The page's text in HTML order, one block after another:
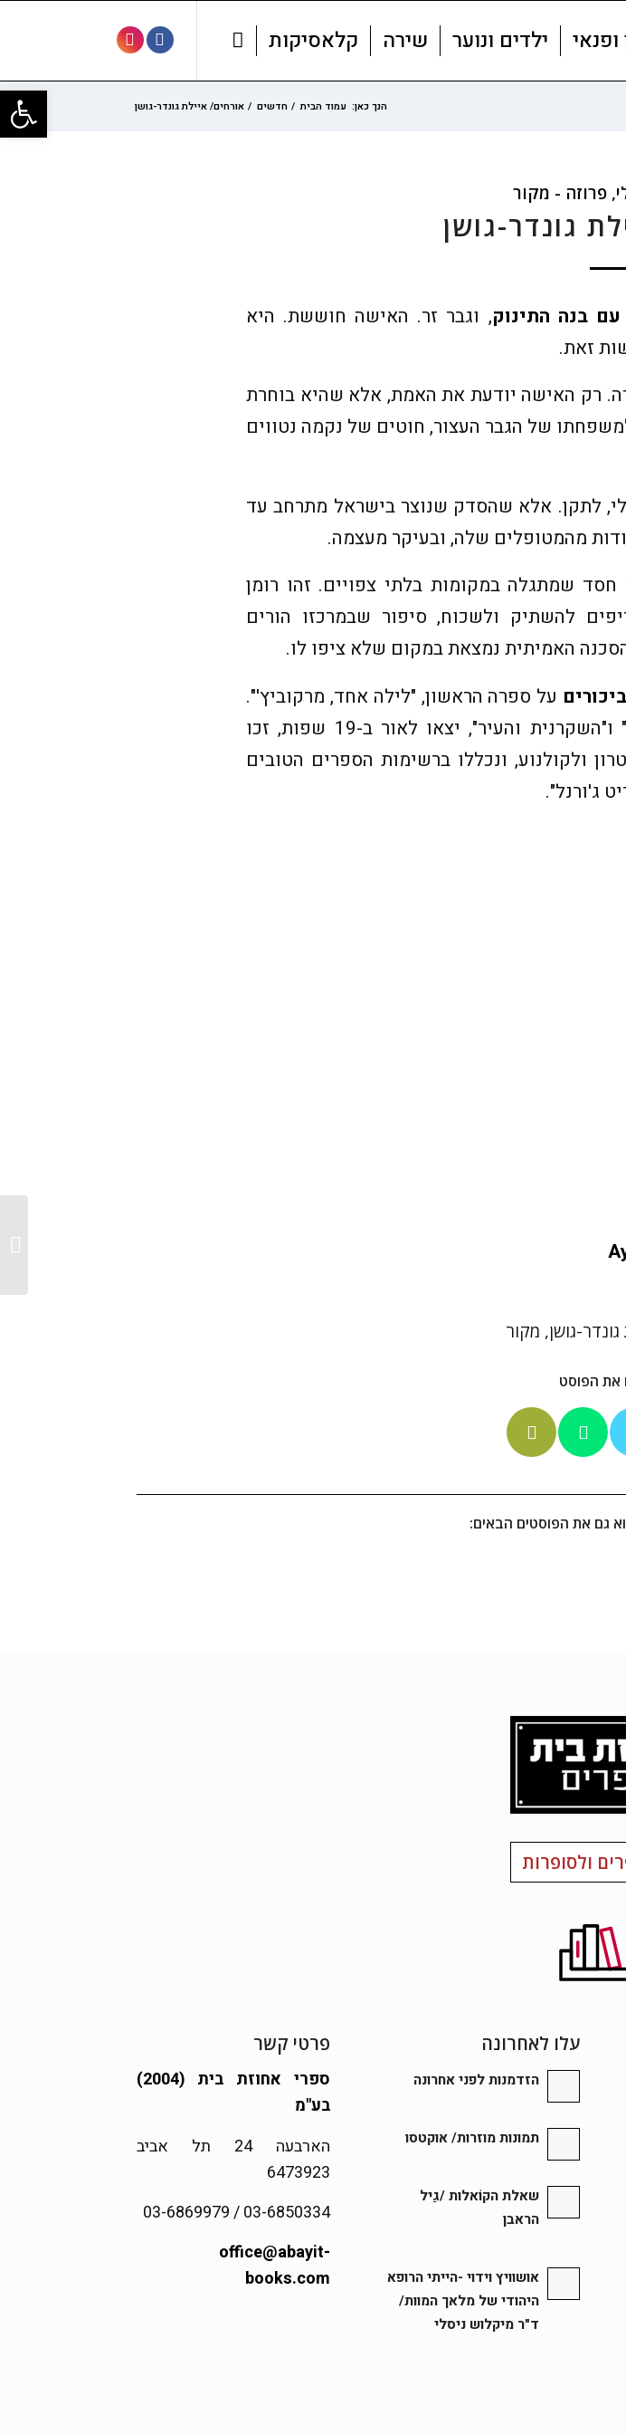
פתח
ופנאי ילדים ונוער שירה קלאסיקות
הנך כאן: עמוד הבית / חדשים / אורחים/ איילת גונדר-גושן
,פרוזה - מקור
גונדר-גושן
בנה התינוק, וגבר זר. האישה חוששת. היא
זאת.
רק האישה יודעת את האמת, אלא שהיא בוחרת
של הגבר העצור, חוטים של נקמה נטווים
לתקן. אלא שהסדק שנוצר בישראל מתרחב עד
מהמטופלים שלה, ובעיקר מעצמה.
חסד שמתגלה במקומות בלתי צפויים. זהו רומן
להשתיק ולשכוח, סיפור שבמרכזו הורים
האמיתית נמצאת במקום שלא ציפו לו.
על ספרה הראשון, "לילה אחד, מרקוביץ'".
ספריה הבאים – "רילוקיישן", "להעיר אריות" ו"השקרנית והעיר", יצאו לאור ב-19 שפות, זכו
ולקולנוע, ונכללו ברשימות הספרים הטובים
גונדר-גושן, מקור
את הפוסט
גם את הפוסטים הבאים:
ולסופרות
עלו לאחרונה
הזדמנות לפני אחרונה
תמונות מוזרות/ אוקטסו
שאלת הקוֹאלות /גַיל
הראבן
אושוויץ וידוי -הייתי הרופא
היהודי של מלאך המוות/
ד"ר מיקלוש ניסלי
פרטי קשר
ספרי אחוזת בית (2004)
בע"מ
הארבעה 24 תל אביב
6473923
03-6850334 / 03-6869979
office@abayit-
books.com